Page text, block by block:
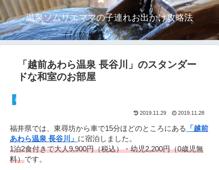
温泉ソムリエママの子連れお出かけ攻略法
「越前あわら温泉 長谷川」のスタンダー
ドな和室のお部屋
石川・福井
2019.11.29 2019.11.28
福井県では、東尋坊から車で15分ほどのところにある
「越前
あわら温泉 長谷川」 に宿泊しました。
1泊2食付きで大人9,900円（税込）・幼児2,200円（0歳児無
料）です。